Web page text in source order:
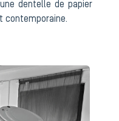
dentelle de papier
contemporaine.